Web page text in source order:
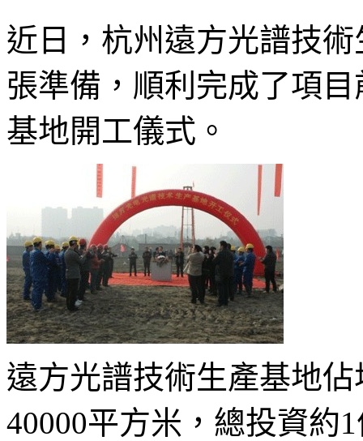
近日，杭州遠方光譜技
張準備，順利完成了項
基地開工儀式。
遠方光譜技術生產基地
40000平方米，總投資約